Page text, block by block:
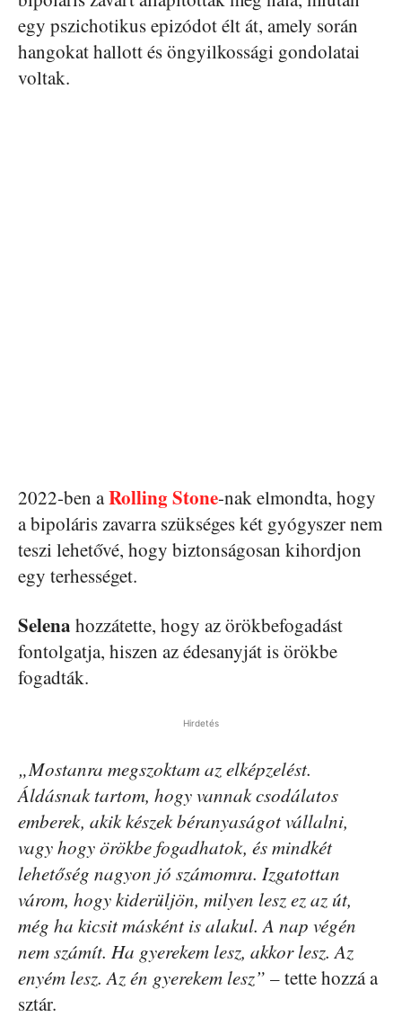
egy pszichotikus epizódot élt át, amely során
hangokat hallott és öngyilkossági gondolatai
voltak.
2022-ben aRolling Stone-nak elmondta, hogy
a bipoláris zavarra szükséges két gyógyszer nem
teszi lehetővé, hogy biztonságosan kihordjon
egy terhességet.
Selena hozzátette, hogy az örökbefogadást
fontolgatja, hiszen az édesanyját is örökbe
fogadták.
Hirdetés
„Mostanra megszoktam az elképzelést.
Áldásnak tartom, hogy vannak csodálatos
emberek, akik készek béranyaságot vállalni,
vagy hogy örökbe fogadhatok, és mindkét
lehetőség nagyon jó számomra. Izgatottan
várom, hogy kiderüljön, milyen lesz ez az út,
még ha kicsit másként is alakul. A nap végén
nem számít. Ha gyerekem lesz, akkor lesz. Az
enyém lesz. Az én gyerekem lesz” – tette hozzá a
sztár.